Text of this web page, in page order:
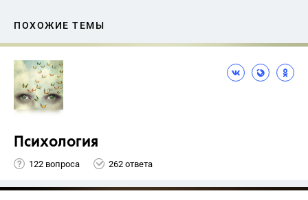
ПОХОЖИЕ ТЕМЫ
Психология
122 вопроса 262 ответа